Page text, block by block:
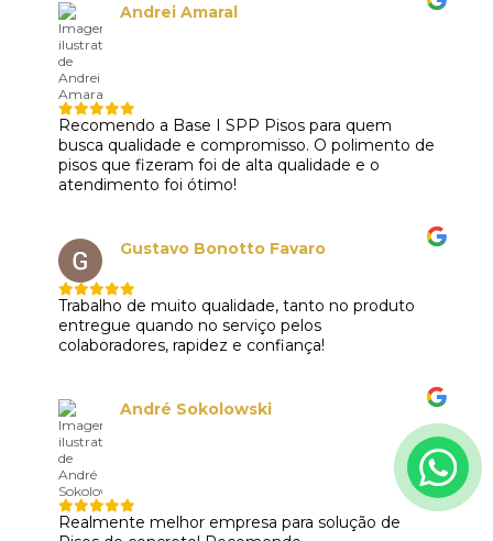
Andrei Amaral
Recomendo a Base I SPP Pisos para quem
busca qualidade e compromisso. O polimento de
pisos que fizeram foi de alta qualidade e o
atendimento foi ótimo!
Gustavo Bonotto Favaro
Trabalho de muito qualidade, tanto no produto
entregue quando no serviço pelos
colaboradores, rapidez e confiança!
André Sokolowski
Realmente melhor empresa para solução de